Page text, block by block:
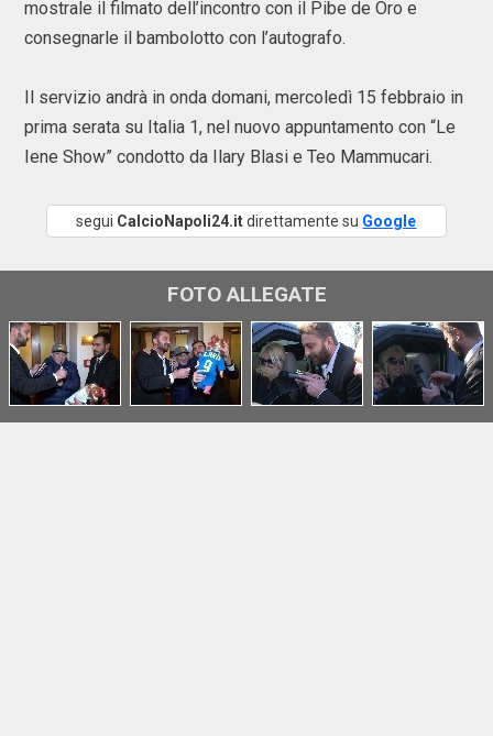
mostrale il filmato dell’incontro con il Pibe de Oro e
consegnarle il bambolotto con l’autografo.
Il servizio andrà in onda domani, mercoledì 15 febbraio in
prima serata su Italia 1, nel nuovo appuntamento con “Le
Iene Show” condotto da Ilary Blasi e Teo Mammucari.
segui CalcioNapoli24.itdirettamente su Google
FOTO ALLEGATE